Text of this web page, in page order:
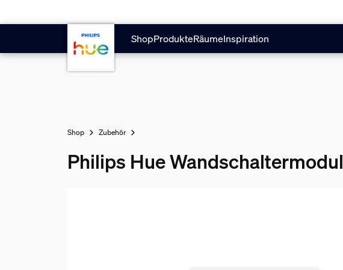
ShopProdukteRäumeInspiration
Shop Zubehör
Philips Hue Wandschaltermodul